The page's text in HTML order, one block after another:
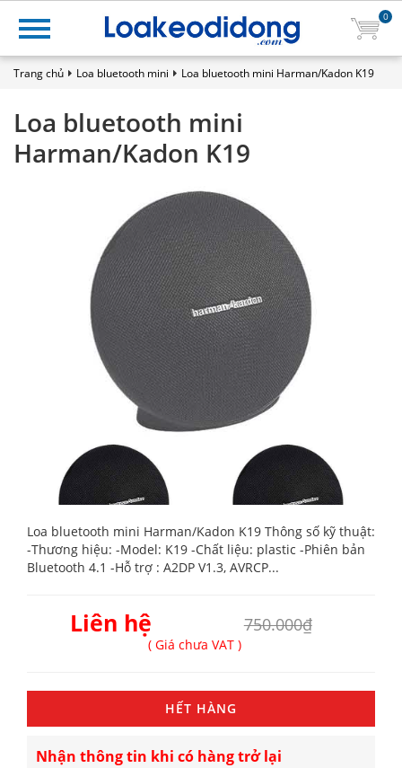
0
Trang chủ Loa bluetooth mini Loa bluetooth mini Harman/Kadon K19
Loa bluetooth mini
Harman/Kadon K19
Loa bluetooth mini Harman/Kadon K19 Thông số kỹ thuật:
-Thương hiệu: -Model: K19 -Chất liệu: plastic -Phiên bản
Bluetooth 4.1 -Hỗ trợ : A2DP V1.3, AVRCP...
Liên hệ 750.000₫
( Giá chưa VAT )
HẾT HÀNG
Nhận thông tin khi có hàng trở lại